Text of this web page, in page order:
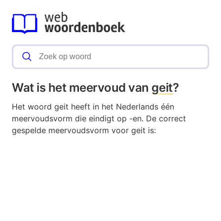
Wat is het meervoud van geit?
Het woord geit heeft in het Nederlands één
meervoudsvorm die eindigt op -en. De correct
gespelde meervoudsvorm voor geit is: